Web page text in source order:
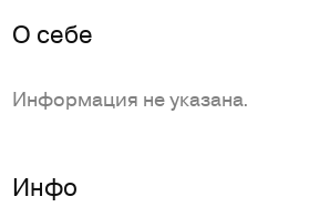
Инфо
O себе
Информация не указана.